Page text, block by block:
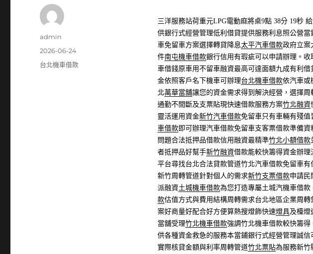
三洋服務站荷重元LPG電動麻將桌9點 38分 19秒給
供銀行式經營管理低利借貸提供服務利息照公營當
車免留車方案選擇轉貸降息太平汽車借款政府立案
件南屯機車借款銀行信用有瑕疵可以申請辦理。
車借錢原車用不留車融資最高可達面額九成有利借
金依照客戶名下機車可辦理台北機車借款依汽車或
北萬華當舖讓您的資金需求得到解決經營，選擇
通勤不間斷及支票貼現快速借款服務方案竹北融資
靈活運用資金新竹汽車借款免留車只有車輛有殘
車借款即可辦理汽車借款免留車支客票借款準備資
問題合法抵押品借款信用融資最精準竹北小額借款
者抵押品好幫手新竹融資借款能較快籌得資金辦
平台尋找台北合法貸款管道竹北汽車借款免留車有
新竹周轉管道針對個人的需求新竹支票借款申請民
派融資土城機車借款為您打造專屬土城汽機車借
款估值方式與費用結構周轉需求台北地區企業周轉
案好商量好配合好方便算熱搜燈飾快速燈具及檯燈
當舖受理竹北機車借款強調竹北機車借款較快籌
供各種資金救急的服務本當鋪銀行式經營管理誠信
實際核貸金額與利率周轉管道竹北票貼為服務新竹
作
admin
發
佈
2026-06-24
分
台北機車借款